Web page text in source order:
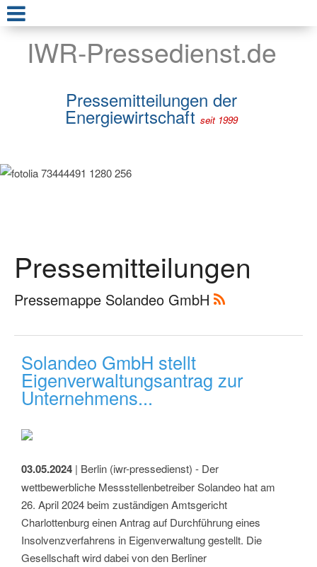
IWR-Pressedienst.de
Pressemitteilungen der
Energiewirtschaft seit 1999
Pressemitteilungen
Pressemappe Solandeo GmbH
Solandeo GmbH stellt
Eigenverwaltungsantrag zur
Unternehmens...
03.05.2024 | Berlin (iwr-pressedienst) - Der
wettbewerbliche Messstellenbetreiber Solandeo hat am
26. April 2024 beim zuständigen Amtsgericht
Charlottenburg einen Antrag auf Durchführung eines
Insolvenzverfahrens in Eigenverwaltung gestellt. Die
Gesellschaft wird dabei von den Berliner